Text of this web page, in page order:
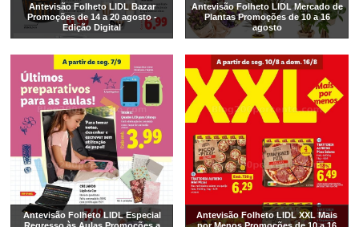
Antevisão Folheto LIDL Bazar
Promoções de 14 a 20 agosto -
Edição Digital
Antevisão Folheto LIDL Mercado de
Plantas Promoções de 10 a 16
agosto
Antevisão Folheto LIDL Especial
Antevisão Folheto LIDL XXL Mais